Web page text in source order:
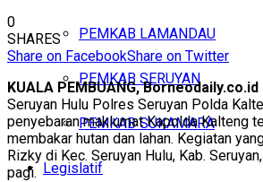
PEMKAB LAMANDAU
PEMKAB SERUYAN
PEMKAB SUKAMARA
Legislatif
0
SHARES
Share on FacebookShare on Twitter
KUALA PEMBUANG, Borneodaily.co.id
Seruyan Hulu Polres Seruyan Polda
penyebaran maklumat Kapolda Kalteng
membakar hutan dan lahan. Kegiatan
Rizky di Kec. Seruyan Hulu, Kab.
pagi.